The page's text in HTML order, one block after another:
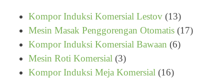
Kompor Induksi Komersial Lestov 1313
Produk
Mesin Masak Penggorengan Otomatis 1717
Kompor Induksi Komersial Bawaan 66
Mesin Roti Komersial 33
Produk
Kompor Induksi Meja Komersial 1616